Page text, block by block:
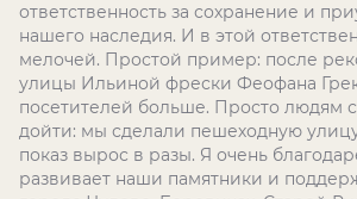
ответственность за сохранение и
нашего наследия. И в этой
мелочей. Простой пример: после
улицы Ильиной фрески Феофана
посетителей больше. Просто людям
дойти: мы сделали пешеходную
показ вырос в разы. Я очень
развивает наши памятники и